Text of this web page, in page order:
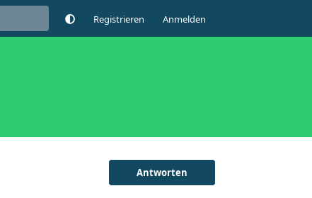
Registrieren Anmelden
Antworten